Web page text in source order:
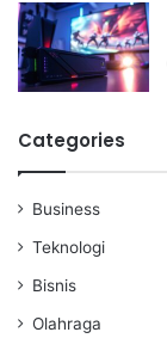
Categories
Business
Teknologi
Bisnis
Olahraga